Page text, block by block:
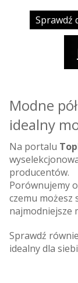
Sprawdź
Modne
idealny
Na portalu
producentów.
Porównujemy
czemu możesz
najmodniejsze
Sprawdź
idealny dla